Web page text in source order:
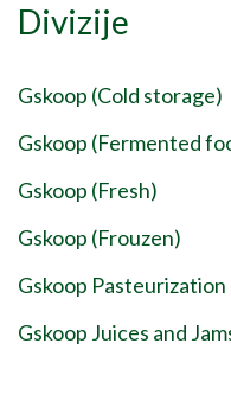
Divizije
Gskoop (Cold storage)
Gskoop (Fermented
Gskoop (Fresh)
Gskoop (Frouzen)
Gskoop Pasteurization
Gskoop Juices and